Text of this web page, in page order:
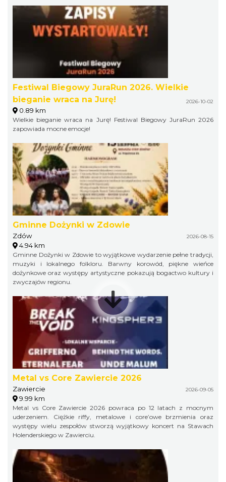
Festiwal Biegowy JuraRun 2026. Wielkie
bieganie wraca na Jurę!
2026-10-02
0.89 km
Wielkie bieganie wraca na Jurę! Festiwal Biegowy JuraRun 2026
zapowiada mocne emocje!
Gminne Dożynki w Zdowie
Zdów 2026-08-15
4.94 km
Gminne Dożynki w Zdowie to wyjątkowe wydarzenie pełne tradycji,
muzyki i lokalnego folkloru. Barwny korowód, piękne wieńce
dożynkowe oraz występy artystyczne pokazują bogactwo kultury i
zwyczajów regionu.
Metal vs Core Zawiercie 2026
Zawiercie 2026-09-05
9.99 km
Metal vs Core Zawiercie 2026 powraca po 12 latach z mocnym
uderzeniem. Ciężkie riffy, metalowe i core’owe brzmienia oraz
występy wielu zespołów stworzą wyjątkowy koncert na Stawach
Holenderskiego w Zawierciu.